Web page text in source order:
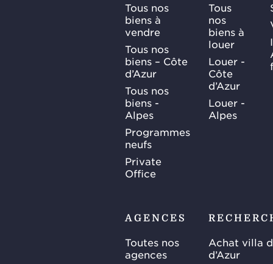
Tous nos
biens à
vendre
Tous nos
biens – Côte
d’Azur
Tous nos
biens -
Alpes
Programmes
neufs
Private
Office
Tous
nos
biens à
louer
Louer -
Côte
d’Azur
Louer -
Alpes
AGENCES
Toutes nos
agences
Achat villa
d’Azur